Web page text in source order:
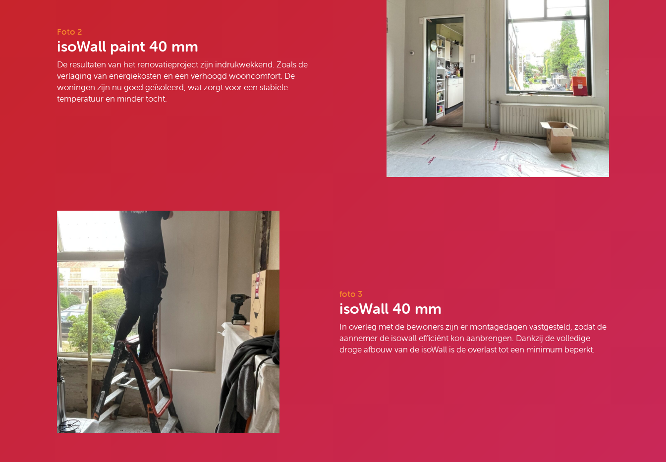
Foto 2
isoWall paint 40 mm
De resultaten van het renovatieproject zijn indrukwekkend. Zoals de
verlaging van energiekosten en een verhoogd wooncomfort. De
woningen zijn nu goed geïsoleerd, wat zorgt voor een stabiele
temperatuur en minder tocht.
foto 3
isoWall 40 mm
In overleg met de bewoners zijn er montagedagen vastgesteld, zodat de
aannemer de isowall efficiënt kon aanbrengen. Dankzij de volledige
droge afbouw van de isoWall is de overlast tot een minimum beperkt.